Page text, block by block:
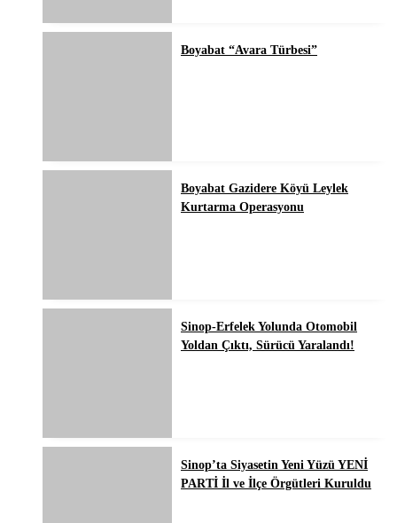
Boyabat “Avara Türbesi”
Boyabat Gazidere Köyü Leylek
Kurtarma Operasyonu
Sinop-Erfelek Yolunda Otomobil
Yoldan Çıktı, Sürücü Yaralandı!
Sinop’ta Siyasetin Yeni Yüzü YENİ
PARTİ İl ve İlçe Örgütleri Kuruldu